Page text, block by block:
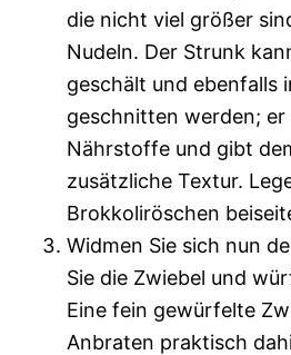
die nicht viel größer
Nudeln. Der Strunk
geschält und ebenfalls
geschnitten werden;
Nährstoffe und gibt
zusätzliche Textur.
Brokkoliröschen
Widmen Sie sich nun
Sie die Zwiebel und
Eine fein gewürfelte
Anbraten praktisch